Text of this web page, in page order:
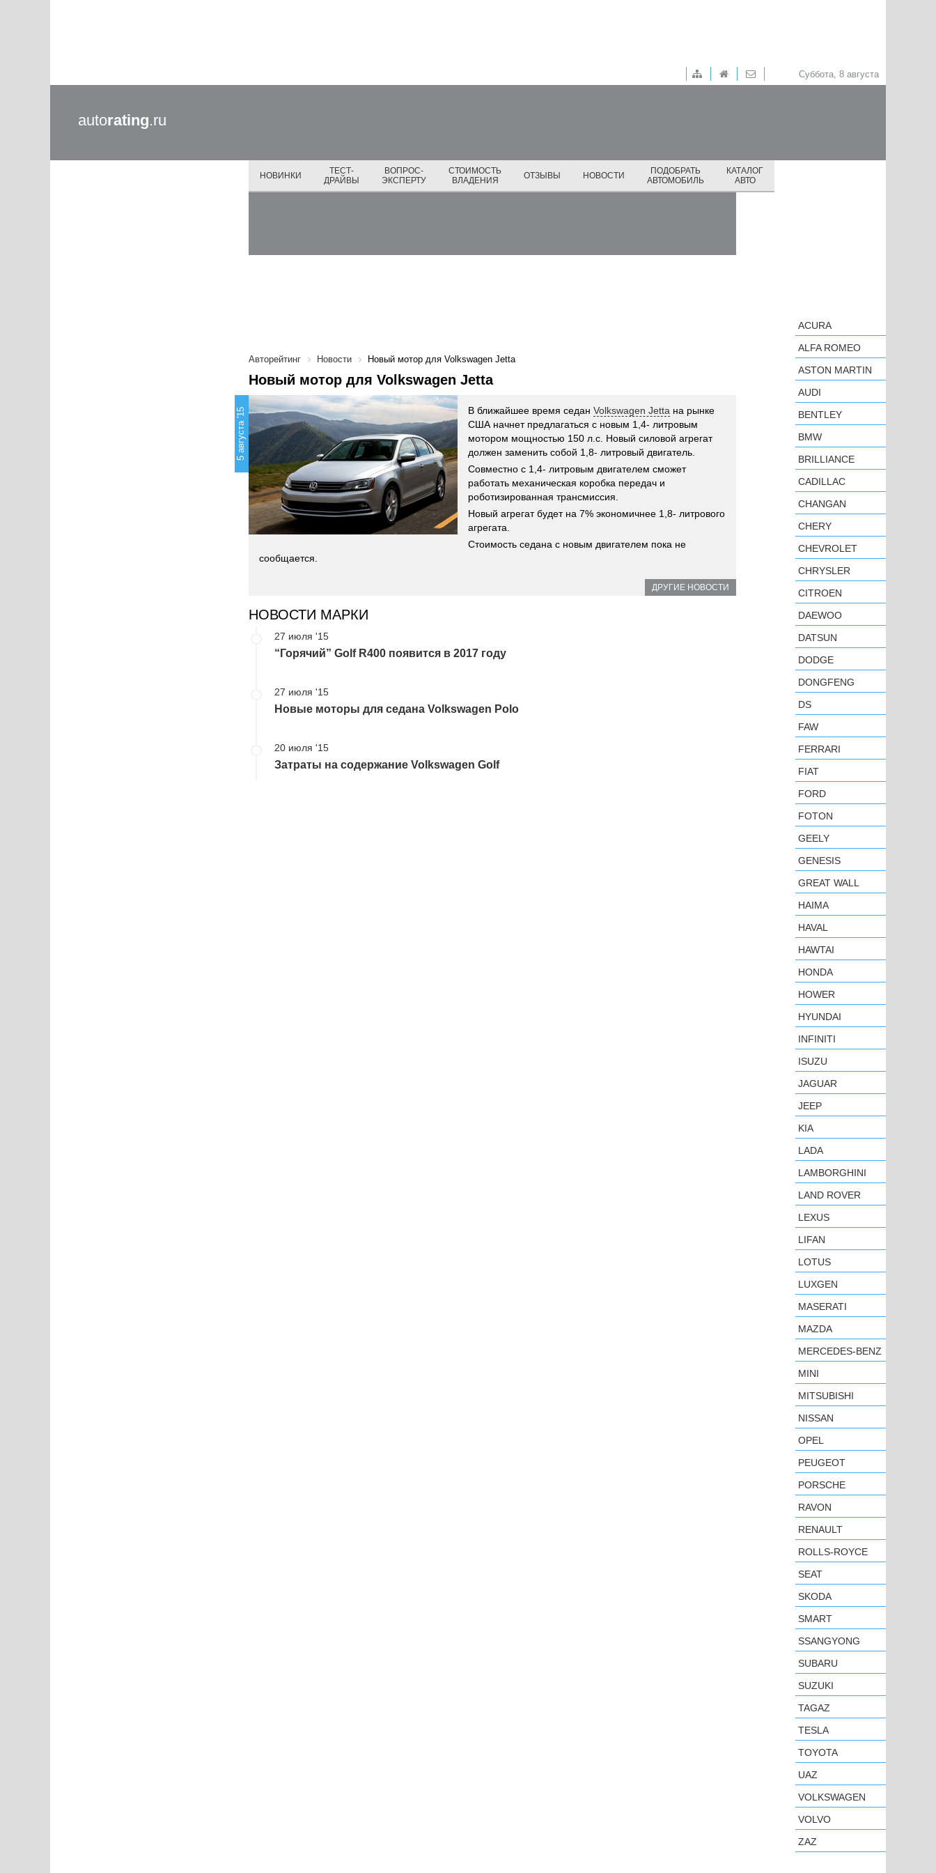
Суббота, 8 августа
autorating.ru
НОВИНКИ
ТЕСТ-
ДРАЙВЫ
ВОПРОС-
ЭКСПЕРТУ
СТОИМОСТЬ
ВЛАДЕНИЯ
ОТЗЫВЫ НОВОСТИ
ПОДОБРАТЬ
АВТОМОБИЛЬ
КАТАЛОГ
АВТО
Авторейтинг Новости Новый мотор для Volkswagen Jetta
Новый мотор для Volkswagen Jetta
5 августа '15 В ближайшее время седан Volkswagen Jetta на рынке
США начнет предлагаться с новым 1,4- литровым
мотором мощностью 150 л.с. Новый силовой агрегат
должен заменить собой 1,8- литровый двигатель.
Совместно с 1,4- литровым двигателем сможет
работать механическая коробка передач и
роботизированная трансмиссия.
Новый агрегат будет на 7% экономичнее 1,8- литрового
агрегата.
Стоимость седана с новым двигателем пока не
сообщается.
ДРУГИЕ НОВОСТИ
НОВОСТИ МАРКИ
27 июля '15
“Горячий” Golf R400 появится в 2017 году
27 июля '15
Новые моторы для седана Volkswagen Polo
20 июля '15
Затраты на содержание Volkswagen Golf
ACURA
ALFA ROMEO
ASTON MARTIN
AUDI
BENTLEY
BMW
BRILLIANCE
CADILLAC
CHANGAN
CHERY
CHEVROLET
CHRYSLER
CITROEN
DAEWOO
DATSUN
DODGE
DONGFENG
DS
FAW
FERRARI
FIAT
FORD
FOTON
GEELY
GENESIS
GREAT WALL
HAIMA
HAVAL
HAWTAI
HONDA
HOWER
HYUNDAI
INFINITI
ISUZU
JAGUAR
JEEP
KIA
LADA
LAMBORGHINI
LAND ROVER
LEXUS
LIFAN
LOTUS
LUXGEN
MASERATI
MAZDA
MERCEDES-BENZ
MINI
MITSUBISHI
NISSAN
OPEL
PEUGEOT
PORSCHE
RAVON
RENAULT
ROLLS-ROYCE
SEAT
SKODA
SMART
SSANGYONG
SUBARU
SUZUKI
TAGAZ
TESLA
TOYOTA
UAZ
VOLKSWAGEN
VOLVO
ZAZ